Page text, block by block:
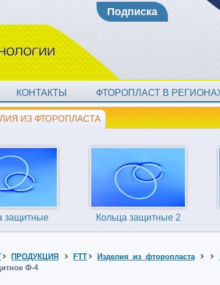
Подписка
КОНТАКТЫ ФТОРОПЛАСТ В
ИЗ ФТОРОПЛАСТА
защитные Кольца защитные 2
ПРОДУКЦИЯ FTT Изделия из фторопласта
Ф-4